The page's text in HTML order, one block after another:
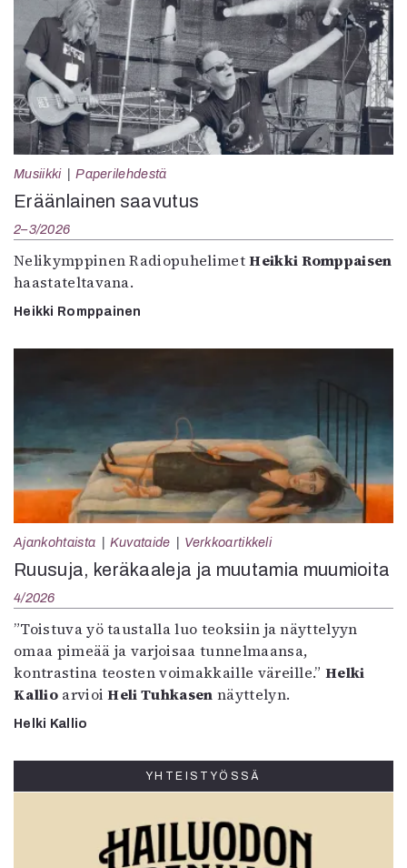
Musiikki Paperilehdestä
Eräänlainen saavutus
2–3/2026
Nelikymppinen RadiopuhelimetHeikki Romppaisen
haastateltavana.
Heikki Romppainen
Ajankohtaista Kuvataide Verkkoartikkeli
Ruusuja, keräkaaleja ja muutamia muumioita
4/2026
”Toistuva yö taustalla luo teoksiin ja näyttelyyn
omaa pimeää ja varjoisaa tunnelmaansa,
kontrastina teosten voimakkaille väreille.”Helki
KallioarvioiHeli Tuhkasen näyttelyn.
Helki Kallio
YHTEISTYÖSSÄ